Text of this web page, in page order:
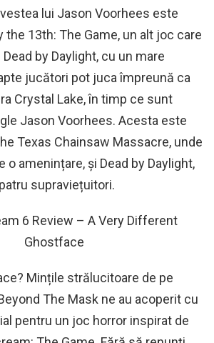
lui Jason Voorhees este
the 13th: The Game, un alt joc care
by Daylight, cu un mare
jucători pot juca împreună ca
Crystal Lake, în timp ce sunt
Jason Voorhees. Acesta este
Texas Chainsaw Massacre, unde
o amenințare, și Dead by Daylight,
supraviețuitori.
6 Review – A Very Different
Ghostface
Mințile strălucitoare de pe
The Mask ne au acoperit cu
pentru un joc horror inspirat de